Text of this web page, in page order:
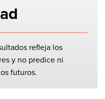
refleja los
y no predice ni
futuros.